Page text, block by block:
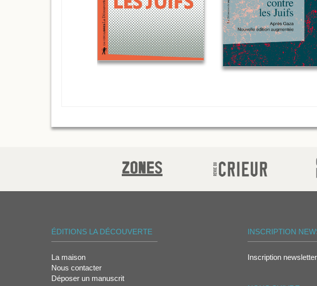
ÉDITIONS LA DÉCOUVERTE
La maison
Nous contacter
Déposer un manuscrit
INSCRIPTION
Inscription newsletter